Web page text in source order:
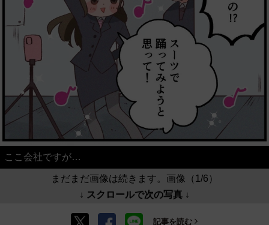
ここ会社ですが…
まだまだ画像は続きます。画像（1/6）
↓ スクロールで次の写真 ↓
記事を読む